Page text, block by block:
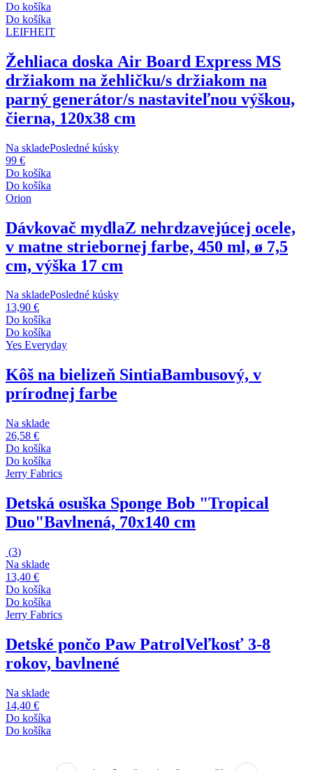
Do košíka
Do košíka
LEIFHEIT
Žehliaca doska Air Board Express MS
držiakom na žehličku/s držiakom na
parný generátor/s nastaviteľnou výškou,
čierna, 120x38 cm
Na skladePosledné kúsky
99 €
Do košíka
Do košíka
Orion
Dávkovač mydlaZ nehrdzavejúcej ocele,
v matne striebornej farbe, 450 ml, ø 7,5
cm, výška 17 cm
Na skladePosledné kúsky
13,90 €
Do košíka
Do košíka
Yes Everyday
Kôš na bielizeň SintiaBambusový, v
prírodnej farbe
Na sklade
26,58 €
Do košíka
Do košíka
Jerry Fabrics
Detská osuška Sponge Bob "Tropical
Duo"Bavlnená, 70x140 cm
(3)
Na sklade
13,40 €
Do košíka
Do košíka
Jerry Fabrics
Detské pončo Paw PatrolVeľkosť 3-8
rokov, bavlnené
Na sklade
14,40 €
Do košíka
Do košíka